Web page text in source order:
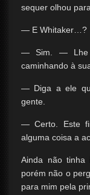
sequer olhou
— E Whitaker…?
— Sim. — Lhe
caminhando à
— Diga a ele
gente.
— Certo. Este
alguma coisa a
Ainda não
porém não o
para mim pela